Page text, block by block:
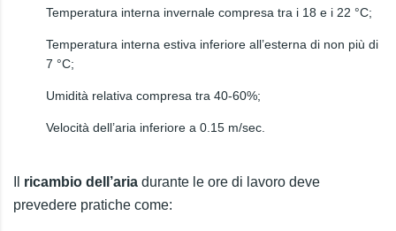
Temperatura interna invernale compresa tra i 18 e i 22 °C;
Temperatura interna estiva inferiore all’esterna di non più di
7 °C;
Umidità relativa compresa tra 40-60%;
Velocità dell’aria inferiore a 0.15 m/sec.
ricambio dell’aria durante le ore di lavoro deve
prevedere pratiche come: